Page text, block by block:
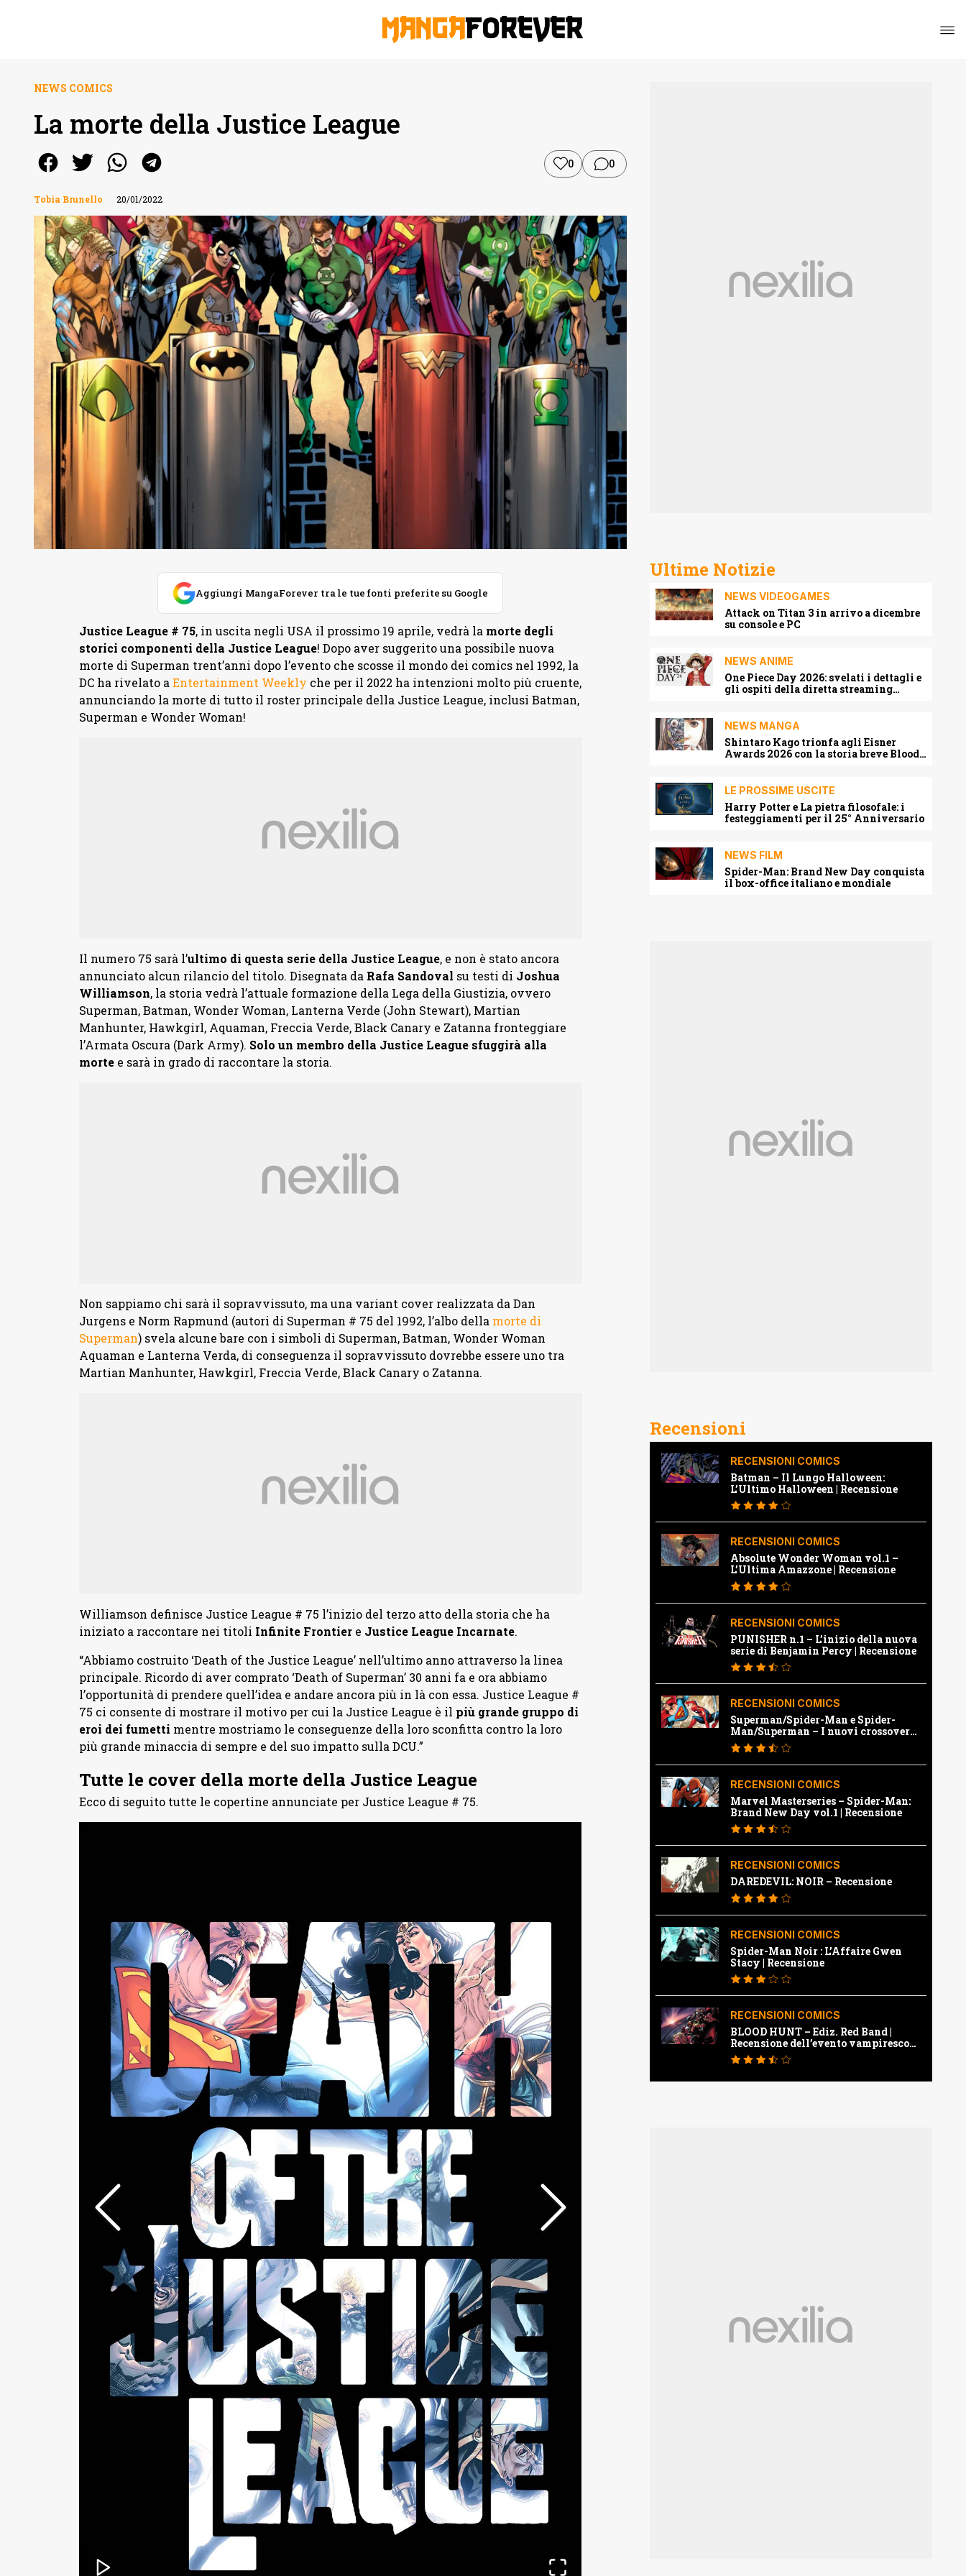
NEWS COMICS
La morte della Justice League
0 0
Tobia Brunello 20/01/2022
Aggiungi MangaForever tra le tue fonti preferite su Google
Justice League # 75, in uscita negli USA il prossimo 19 aprile, vedrà la morte degli
storici componenti della Justice League! Dopo aver suggerito una possibile nuova
morte di Superman trent’anni dopo l’evento che scosse il mondo dei comics nel 1992, la
DC ha rivelato a Entertainment Weekly che per il 2022 ha intenzioni molto più cruente,
annunciando la morte di tutto il roster principale della Justice League, inclusi Batman,
Superman e Wonder Woman!
Il numero 75 sarà l’ultimo di questa serie della Justice League, e non è stato ancora
annunciato alcun rilancio del titolo. Disegnata da Rafa Sandoval su testi di Joshua
Williamson, la storia vedrà l’attuale formazione della Lega della Giustizia, ovvero
Superman, Batman, Wonder Woman, Lanterna Verde (John Stewart), Martian
Manhunter, Hawkgirl, Aquaman, Freccia Verde, Black Canary e Zatanna fronteggiare
l’Armata Oscura (Dark Army). Solo un membro della Justice League sfuggirà alla
mortee sarà in grado di raccontare la storia.
Non sappiamo chi sarà il sopravvissuto, ma una variant cover realizzata da Dan
Jurgens e Norm Rapmund (autori di Superman # 75 del 1992, l’albo della morte di
Superman) svela alcune bare con i simboli di Superman, Batman, Wonder Woman
Aquaman e Lanterna Verda, di conseguenza il sopravvissuto dovrebbe essere uno tra
Martian Manhunter, Hawkgirl, Freccia Verde, Black Canary o Zatanna.
Williamson definisce Justice League # 75 l’inizio del terzo atto della storia che ha
iniziato a raccontare nei titoli Infinite Frontiere Justice League Incarnate.
“Abbiamo costruito ‘Death of the Justice League’ nell’ultimo anno attraverso la linea
principale. Ricordo di aver comprato ‘Death of Superman’ 30 anni fa e ora abbiamo
l’opportunità di prendere quell’idea e andare ancora più in là con essa. Justice League #
75 ci consente di mostrare il motivo per cui la Justice League è il più grande gruppo di
eroi dei fumetti mentre mostriamo le conseguenze della loro sconfitta contro la loro
più grande minaccia di sempre e del suo impatto sulla DCU.”
Tutte le cover della morte della Justice League
Ecco di seguito tutte le copertine annunciate per Justice League # 75.
Ultime Notizie
NEWS VIDEOGAMES
Attack on Titan 3 in arrivo a dicembre
su console e PC
NEWS ANIME
One Piece Day 2026: svelati i dettagli e
gli ospiti della diretta streaming
NEWS MANGA
Shintaro Kago trionfa agli Eisner
Awards 2026 con la storia breve Blood
LE PROSSIME USCITE
Harry Potter e La pietra filosofale: i
festeggiamenti per il 25° Anniversario
NEWS FILM
Spider-Man: Brand New Day conquista
il box-office italiano e mondiale
Recensioni
RECENSIONI COMICS
Batman – Il Lungo Halloween:
L’Ultimo Halloween | Recensione
RECENSIONI COMICS
Absolute Wonder Woman vol.1 –
L’Ultima Amazzone | Recensione
RECENSIONI COMICS
PUNISHER n.1 – L’inizio della nuova
serie di Benjamin Percy | Recensione
RECENSIONI COMICS
Superman/Spider-Man e Spider-
Man/Superman – I nuovi crossover
Marvel e Dc | Recensione
RECENSIONI COMICS
Marvel Masterseries – Spider-Man:
Brand New Day vol.1 | Recensione
RECENSIONI COMICS
DAREDEVIL: NOIR – Recensione
RECENSIONI COMICS
Spider-Man Noir : L’Affaire Gwen
Stacy | Recensione
RECENSIONI COMICS
BLOOD HUNT – Ediz. Red Band |
Recensione dell’evento vampiresco
della Marvel